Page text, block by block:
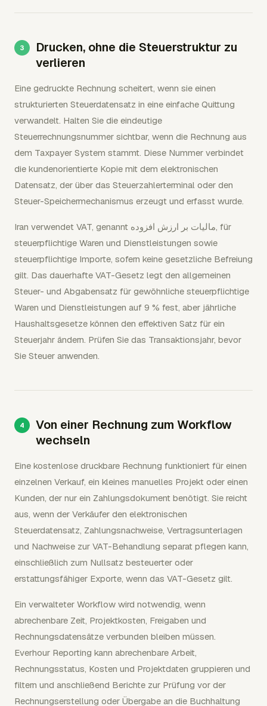
Drucken, ohne die Steuerstruktur zu
verlieren
Eine gedruckte Rechnung scheitert, wenn sie einen
strukturierten Steuerdatensatz in eine einfache Quittung
verwandelt. Halten Sie die eindeutige
Steuerrechnungsnummer sichtbar, wenn die Rechnung aus
dem Taxpayer System stammt. Diese Nummer verbindet
die kundenorientierte Kopie mit dem elektronischen
Datensatz, der über das Steuerzahlerterminal oder den
Steuer-Speichermechanismus erzeugt und erfasst wurde.
Iran verwendet VAT, genannt مالیات بر ارزش افزوده, für
steuerpflichtige Waren und Dienstleistungen sowie
steuerpflichtige Importe, sofern keine gesetzliche Befreiung
gilt. Das dauerhafte VAT-Gesetz legt den allgemeinen
Steuer- und Abgabensatz für gewöhnliche steuerpflichtige
Waren und Dienstleistungen auf 9 % fest, aber jährliche
Haushaltsgesetze können den effektiven Satz für ein
Steuerjahr ändern. Prüfen Sie das Transaktionsjahr, bevor
Sie Steuer anwenden.
Von einer Rechnung zum Workflow
wechseln
Eine kostenlose druckbare Rechnung funktioniert für einen
einzelnen Verkauf, ein kleines manuelles Projekt oder einen
Kunden, der nur ein Zahlungsdokument benötigt. Sie reicht
aus, wenn der Verkäufer den elektronischen
Steuerdatensatz, Zahlungsnachweise, Vertragsunterlagen
und Nachweise zur VAT-Behandlung separat pflegen kann,
einschließlich zum Nullsatz besteuerter oder
erstattungsfähiger Exporte, wenn das VAT-Gesetz gilt.
Ein verwalteter Workflow wird notwendig, wenn
abrechenbare Zeit, Projektkosten, Freigaben und
Rechnungsdatensätze verbunden bleiben müssen.
Everhour Reporting kann abrechenbare Arbeit,
Rechnungsstatus, Kosten und Projektdaten gruppieren und
filtern und anschließend Berichte zur Prüfung vor der
Rechnungserstellung oder Übergabe an die Buchhaltung